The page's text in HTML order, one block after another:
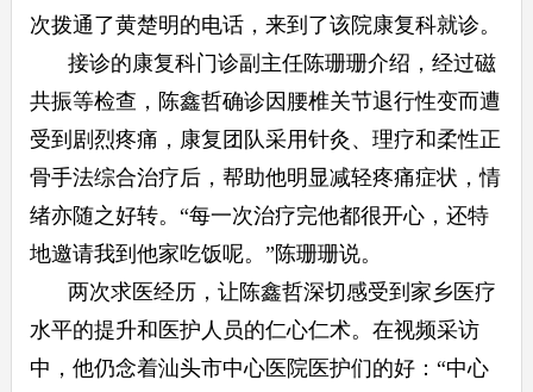
次拨通了黄楚明的电话，来到了该院康复科就诊。
接诊的康复科门诊副主任陈珊珊介绍，经过磁
共振等检查，陈鑫哲确诊因腰椎关节退行性变而遭
受到剧烈疼痛，康复团队采用针灸、理疗和柔性正
骨手法综合治疗后，帮助他明显减轻疼痛症状，情
绪亦随之好转。“每一次治疗完他都很开心，还特
地邀请我到他家吃饭呢。”陈珊珊说。
两次求医经历，让陈鑫哲深切感受到家乡医疗
水平的提升和医护人员的仁心仁术。在视频采访
中，他仍念着汕头市中心医院医护们的好：“中心